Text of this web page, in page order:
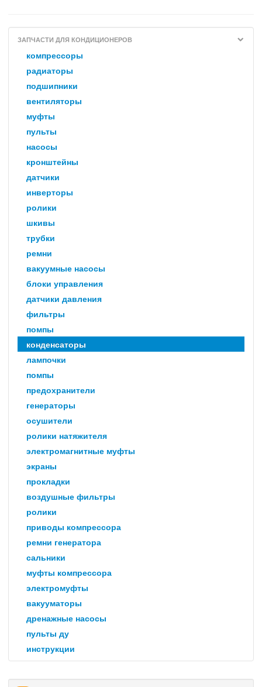
ЗАПЧАСТИ ДЛЯ КОНДИЦИОНЕРОВ
компрессоры
радиаторы
подшипники
вентиляторы
муфты
пульты
насосы
кронштейны
датчики
инверторы
ролики
шкивы
трубки
ремни
вакуумные насосы
блоки управления
датчики давления
фильтры
помпы
конденсаторы
лампочки
помпы
предохранители
генераторы
осушители
ролики натяжителя
электромагнитные муфты
экраны
прокладки
воздушные фильтры
ролики
приводы компрессора
ремни генератора
сальники
муфты компрессора
электромуфты
вакууматоры
дренажные насосы
пульты ду
инструкции